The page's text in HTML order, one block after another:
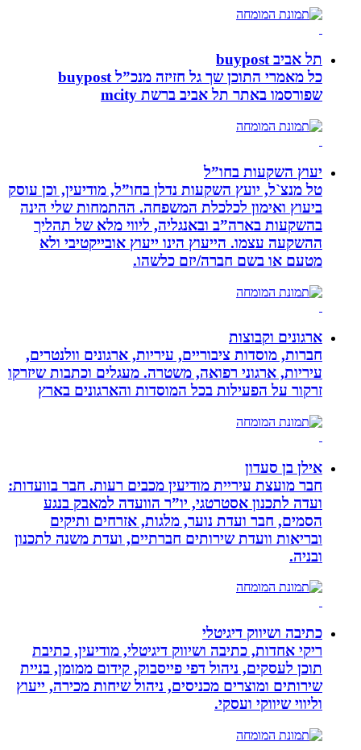
תל אביב buypost
כל מאמרי התוכן שך גל חזיזה מנכ”ל buypost
שפורסמו באתר תל אביב ברשת mcity
יעוץ השקעות בחו”ל
טל מנצ`ל, יועץ השקעות נדלן בחו”ל, מודיעין, וכן עוסק
ביעוץ ואימון לכלכלת המשפחה. ההתמחות שלי הינה
בהשקעות בארה”ב ובאנגליה, ליווי מלא של תהליך
ההשקעה עצמו. הייעוץ הינו ייעוץ אובייקטיבי ולא
מטעם או בשם חברה/יזם כלשהו.
ארגונים וקבוצות
חברות, מוסדות ציבוריים, עיריות, ארגונים וולנטרים,
עיריות, ארגוני רפואה, משטרה. מעגלים וכתבות שיזרקו
זרקור על הפעילות בכל המוסדות והארגונים בארץ
אילן בן סעדון
חבר מועצת עיריית מודיעין מכבים רעות. חבר בוועדות:
ועדה לתכנון אסטרטגי, יו”ר הוועדה למאבק בנגע
הסמים, חבר ועדת נוער, מלגות, אזרחים ותיקים
ובריאות וועדת שירותים חברתיים, ועדת משנה לתכנון
כתיבה ושיווק דיגיטלי
ריקי אחדות, כתיבה ושיווק דיגיטלי, מודיעין, כתיבת
תוכן לעסקים, ניהול דפי פייסבוק, קידום ממומן, בניית
שירותים ומוצרים מכניסים, ניהול שיחות מכירה, ייעוץ
וליווי שיווקי ועסקי.